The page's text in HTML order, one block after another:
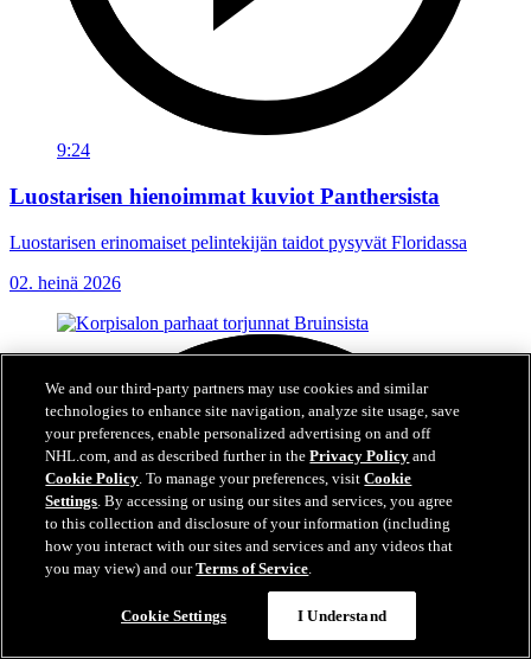
9:24
Luostarisen hienoimmat kuviot Panthersista
Luostarisen erinomaiset pelintekijän taidot pysyvät Floridassa
02. heinä 2026
We and our third-party partners may use cookies and similar
technologies to enhance site navigation, analyze site usage, save
your preferences, enable personalized advertising on and off
NHL.com, and as described further in thePrivacy Policy and
Cookie Policy. To manage your preferences, visitCookie
Settings. By accessing or using our sites and services, you agree
to this collection and disclosure of your information (including
how you interact with our sites and services and any videos that
you may view) and ourTerms of Service.
Cookie Settings I Understand